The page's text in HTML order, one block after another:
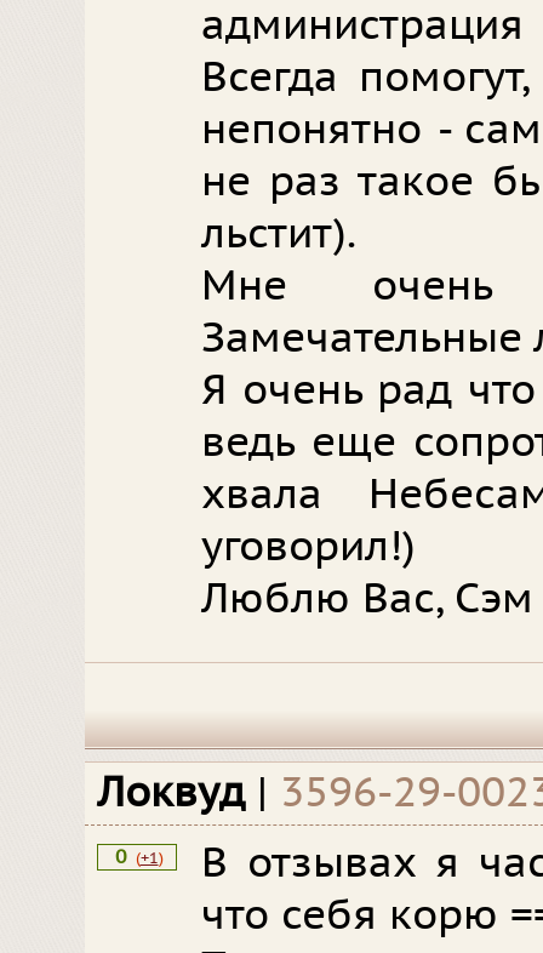
Всегда
непонятно -
не раз такое
льстит).
Мне очень
Замечательные
Я очень рад
ведь еще
хвала
уговорил!)
Люблю Вас, Сэм
Локвуд | 3596-29-
0 (+1)
В отзывах я
что себя корю